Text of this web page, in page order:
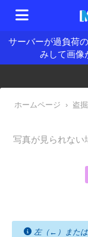
サーバーが過負荷
みして画像
ホームページ › 盗
写真が見られない
左（←）また